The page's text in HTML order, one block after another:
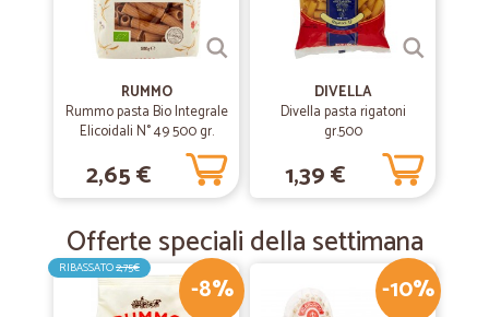
RUMMO
Rummo pasta Bio Integrale
Elicoidali N° 49 500 gr.
2,65 €
DIVELLA
Divella pasta rigatoni
gr.500
1,39 €
Offerte speciali della settimana
-8%
RIBASSATO2,75€
-10%